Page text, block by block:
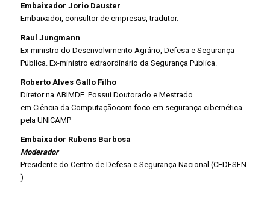
Embaixador Jorio Dauster
Embaixador, consultor de empresas, tradutor.
Raul Jungmann
Ex-ministro do Desenvolvimento Agrário, Defesa e Segurança
Pública. Ex-ministro extraordinário da Segurança Pública.
Roberto Alves Gallo Filho
Diretor na ABIMDE. Possui Doutorado e Mestrado
em Ciência da Computaçãocom foco em segurança cibernética
pela UNICAMP
Embaixador Rubens Barbosa
Moderador
Presidente do Centro de Defesa e Segurança Nacional (CEDESEN
)